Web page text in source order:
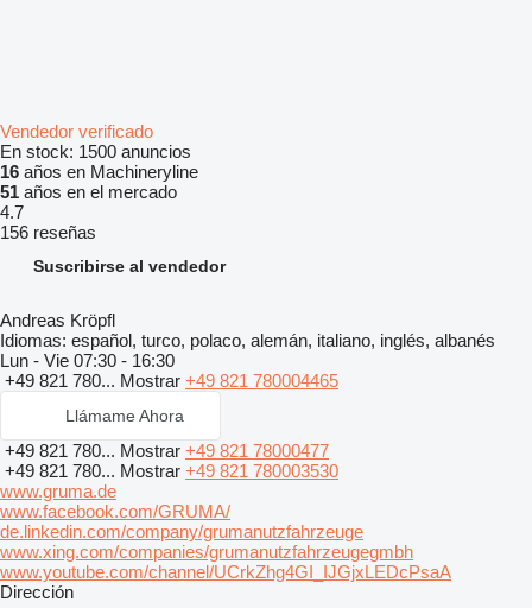
Vendedor verificado
En stock: 1500 anuncios
16 años en Machineryline
51 años en el mercado
4.7
156 reseñas
Suscribirse al vendedor
Andreas Kröpfl
Idiomas: español, turco, polaco, alemán, italiano, inglés, albanés
Lun - Vie 07:30 - 16:30
+49 821 780... Mostrar +49 821 780004465
Llámame Ahora
+49 821 780... Mostrar +49 821 78000477
+49 821 780... Mostrar +49 821 780003530
www.gruma.de
www.facebook.com/GRUMA/
de.linkedin.com/company/grumanutzfahrzeuge
www.xing.com/companies/grumanutzfahrzeugegmbh
www.youtube.com/channel/UCrkZhg4GI_IJGjxLEDcPsaA
Dirección